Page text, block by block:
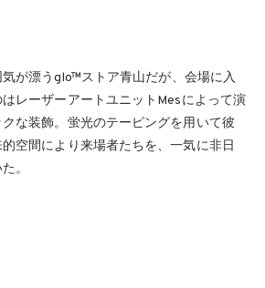
が漂うglo™ストア青山だが、会場に入
レーザーアートユニットMesによって演
な装飾。蛍光のテーピングを用いて彼
空間により来場者たちを、一気に非日
。